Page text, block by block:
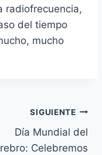
radiofrecuencia,
del tiempo
mucho
SIGUIENTE
Día Mundial del
Celebremos